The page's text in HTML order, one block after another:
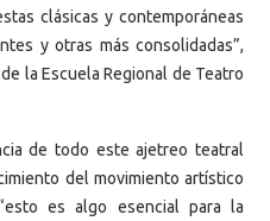
clásicas y contemporáneas
y otras más consolidadas”,
la Escuela Regional de Teatro
de todo este ajetreo teatral
del movimiento artístico
es algo esencial para la